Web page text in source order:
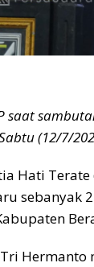
saat
(12/7/
Hati Terate
sebanyak